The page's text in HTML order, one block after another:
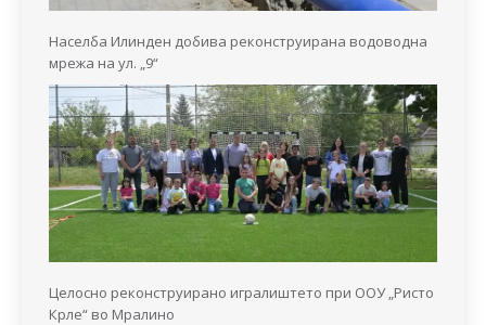
Населба Илинден добива реконструирана водоводна
мрежа на ул. „9“
Целосно реконструирано игралиштето при ООУ „Ристо
Крле“ во Мралино